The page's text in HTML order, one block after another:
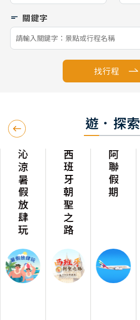
找行程
遊．探索
沁涼暑假放肆玩 西班牙朝聖之路 阿聯假期